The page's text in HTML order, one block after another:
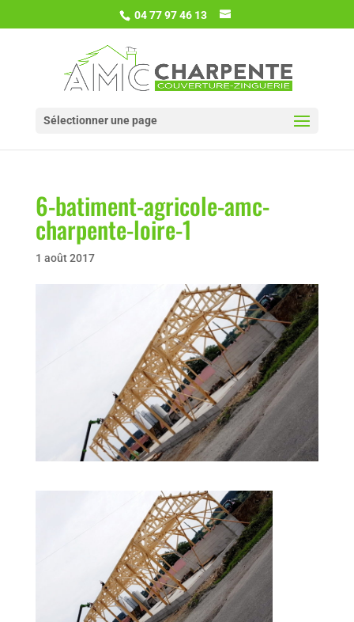
04 77 97 46 13
Sélectionner une page
6-batiment-agricole-amc-
charpente-loire-1
1 août 2017